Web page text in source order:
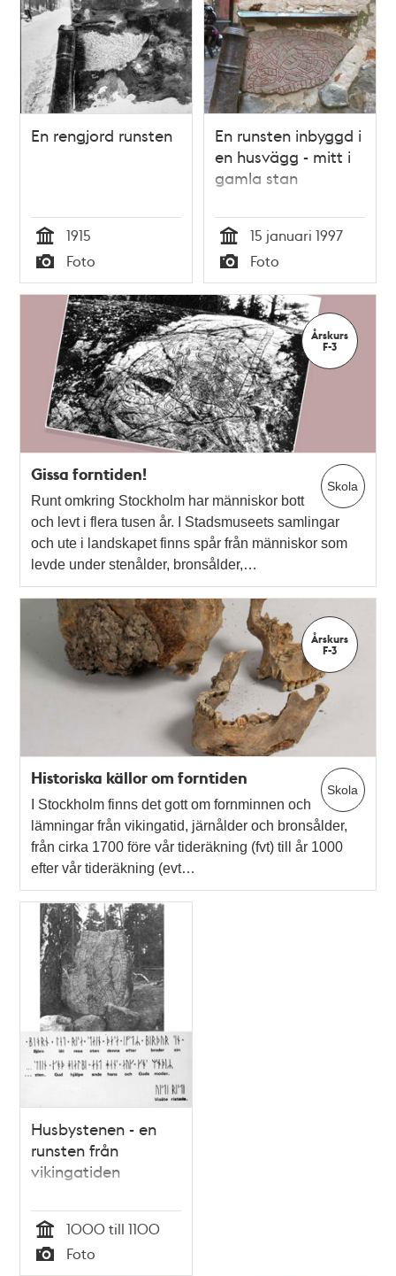
poster
och
teman
En rengjord runsten
Tid
1915
Typ
Foto
En runsten inbyggd i
en husvägg - mitt i
gamla stan
Tid
15 januari 1997
Typ
Foto
Årskurs
F-3
Skola
Gissa forntiden!
Runt omkring Stockholm har människor bott
och levt i flera tusen år. I Stadsmuseets samlingar
och ute i landskapet finns spår från människor som
levde under stenålder, bronsålder,…
Årskurs
F-3
Skola
Historiska källor om forntiden
I Stockholm finns det gott om fornminnen och
lämningar från vikingatid, järnålder och bronsålder,
från cirka 1700 före vår tideräkning (fvt) till år 1000
efter vår tideräkning (evt…
Husbystenen - en
runsten från
vikingatiden
Tid
1000 till 1100
Foto